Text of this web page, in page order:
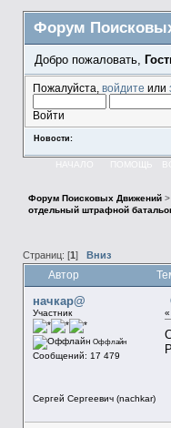
Форум
Добро пожаловать,
Пожалуйста, войдите или
Войти
Новости:
НАЧАЛО ПОМОЩЬ
Форум Поисковых Движений>
отдельный штрафной
Страниц: [1 ] Вниз
Автор
начкар@
Участник
Оффлайн
Сообщений: 17 479
Сергей Сергеевич (nachkar)
«